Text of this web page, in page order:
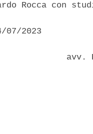
Rocca con
07/2023